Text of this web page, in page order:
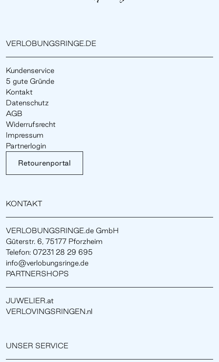
VERLOBUNGSRINGE.DE
Kundenservice
5 gute Gründe
Kontakt
Datenschutz
AGB
Widerrufsrecht
Impressum
Partnerlogin
Retourenportal
KONTAKT
VERLOBUNGSRINGE.de GmbH
Güterstr. 6, 75177 Pforzheim
Telefon: 07231 28 29 695
info@verlobungsringe.de
PARTNERSHOPS
JUWELIER.at
VERLOVINGSRINGEN.nl
UNSER SERVICE